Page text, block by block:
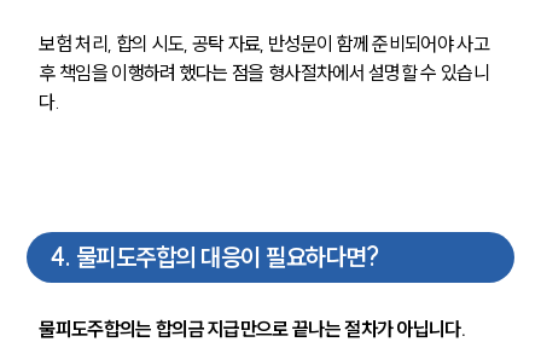
보험 처리, 합의 시도, 공탁 자료, 반성문이 함께 준비되어야 사고
후 책임을 이행하려 했다는 점을 형사절차에서 설명할 수 있습니
다.
4. 물피도주합의 대응이 필요하다면?
물피도주합의는 합의금 지급만으로 끝나는 절차가 아닙니다.